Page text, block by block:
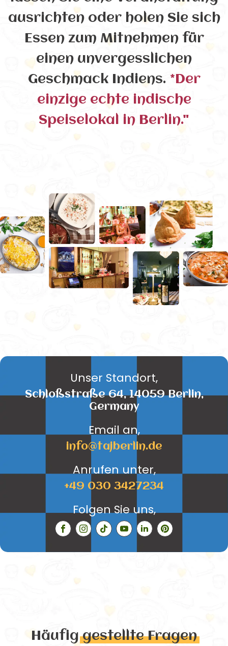
ausrichten oder holen Sie sich
Essen zum Mitnehmen für
einen unvergesslichen
Geschmack Indiens. *Der
einzige echte indische
Speiselokal in Berlin."
Unser Standort,
Schloßstraße 64, 14059 Berlin,
Germany
Email an,
info@tajberlin.de
Anrufen unter,
+49 030 3427234
Folgen Sie uns,
Häufiggestellte Fragen